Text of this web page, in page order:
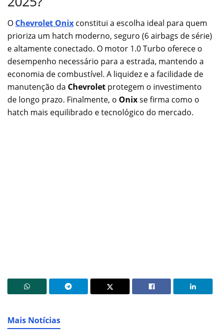
O Chevrolet Onix constitui a escolha ideal para quem
prioriza um hatch moderno, seguro (6 airbags de série)
e altamente conectado. O motor 1.0 Turbo oferece o
desempenho necessário para a estrada, mantendo a
economia de combustível. A liquidez e a facilidade de
manutenção da Chevrolet protegem o investimento
de longo prazo. Finalmente, o Onixse firma como o
hatch mais equilibrado e tecnológico do mercado.
Mais Notícias